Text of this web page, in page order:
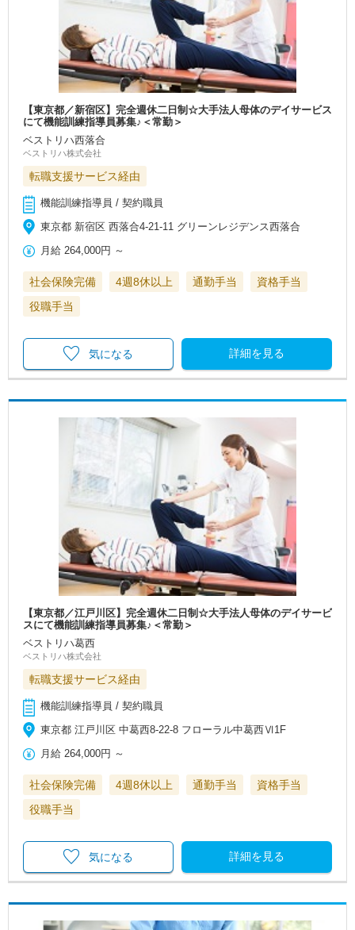
【東京都／新宿区】完全週休二日制☆大手法人母体のデイサービス
にて機能訓練指導員募集♪＜常勤＞
ベストリハ西落合
ベストリハ株式会社
転職支援サービス経由
機能訓練指導員 / 契約職員
東京都 新宿区 西落合4-21-11 グリーンレジデンス西落合
月給 264,000円 ～
社会保険完備 4週8休以上 通勤手当
資格手当
役職手当
詳細を見る
気になる
【東京都／江戸川区】完全週休二日制☆大手法人母体のデイサービ
スにて機能訓練指導員募集♪＜常勤＞
ベストリハ葛西
ベストリハ株式会社
転職支援サービス経由
機能訓練指導員 / 契約職員
東京都 江戸川区 中葛西8-22-8 フローラル中葛西Ⅵ1F
月給 264,000円 ～
社会保険完備 4週8休以上 通勤手当
資格手当
役職手当
詳細を見る
気になる